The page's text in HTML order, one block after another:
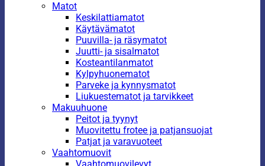
Matot
Keskilattiamatot
Käytävämatot
Puuvilla- ja räsymatot
Juutti- ja sisalmatot
Kosteantilanmatot
Kylpyhuonematot
Parveke ja kynnysmatot
Liukuestematot ja tarvikkeet
Makuuhuone
Peitot ja tyynyt
Muovitettu frotee ja patjansuojat
Patjat ja varavuoteet
Vaahtomuovit